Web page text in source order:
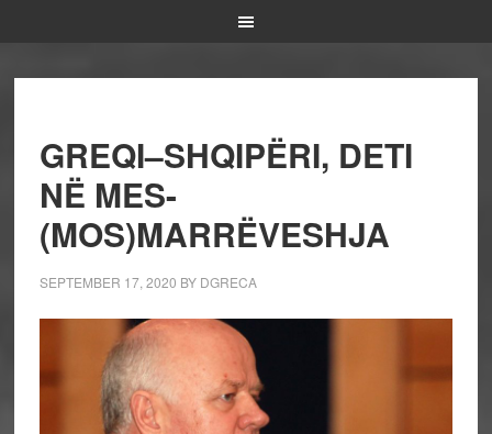
GREQI–SHQIPËRI, DETI
NË MES-
(MOS)MARRËVESHJA
SEPTEMBER 17, 2020 BY DGRECA